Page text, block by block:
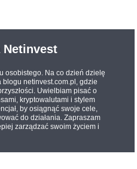
Netinvest
osobistego. Na co dzień dzielę
netinvest.com.pl, gdzie
Uwielbiam pisać o
kryptowalutami i stylem
by osiągnąć swoje cele,
do działania. Zapraszam
zarządzać swoim życiem i